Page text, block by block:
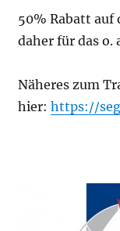
50% Rabatt auf
daher für das o.
Näheres zum
hier: https://